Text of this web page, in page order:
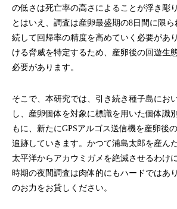
の低さは死亡率の高さによることが浮き彫
とはいえ、調査は産卵最盛期の8日間に限
続して回帰率の精度を高めていく必要があ
ける脅威を特定するため、産卵後の回遊生
必要があります。
そこで、本研究では、引き続き種子島にお
し、産卵個体を対象に標識を用いた個体識
もに、新たにGPSアルゴス送信機を産卵後
追跡していきます。かつて浦島太郎を産ん
太平洋からアカウミガメを絶滅させるわけ
時期の夜間調査は肉体的にもハードではあ
のお力をお貸しください。